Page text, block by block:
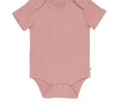
prijs
€9,99.
prijs